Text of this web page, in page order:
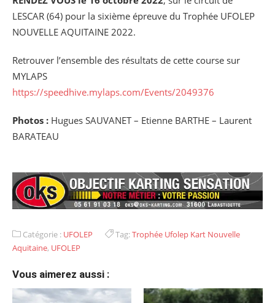
LESCAR (64) pour la sixième épreuve du Trophée UFOLEP
NOUVELLE AQUITAINE 2022.
Retrouver l’ensemble des résultats de cette course sur
MYLAPS
https://speedhive.mylaps.com/Events/2049376
Photos : Hugues SAUVANET – Etienne BARTHE – Laurent
BARATEAU
Catégorie : UFOLEP Tag:Trophée Ufolep Kart Nouvelle
Aquitaine, UFOLEP
Vous aimerez aussi :